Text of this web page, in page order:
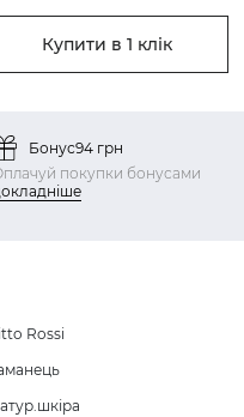
Купити в 1 клік
Бонус94 грн
покупки бонусами
Rossi